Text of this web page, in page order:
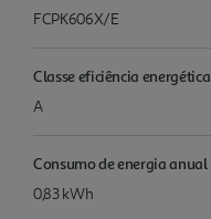
FCPK606X/E
Classe eficiência energética
A
Consumo de energia anual
0,83 kWh